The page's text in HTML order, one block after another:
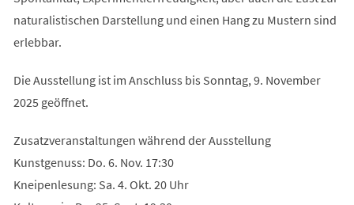
naturalistischen Darstellung und einen Hang zu Mustern sind
erlebbar.
Die Ausstellung ist im Anschluss bis Sonntag, 9. November
2025 geöffnet.
Zusatzveranstaltungen während der Ausstellung
Kunstgenuss: Do. 6. Nov. 17:30
Kneipenlesung: Sa. 4. Okt. 20 Uhr